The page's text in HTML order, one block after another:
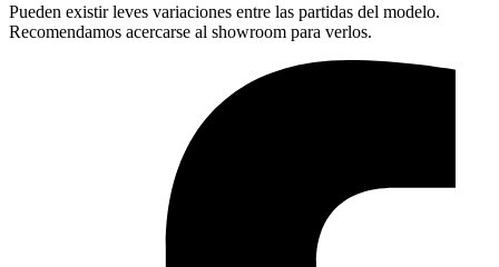
Pueden existir leves variaciones entre las partidas del modelo.
Recomendamos acercarse al showroom para verlos.